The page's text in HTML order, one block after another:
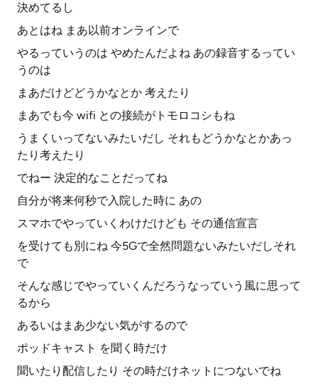
決めてるし
あとはね まあ以前オンラインで
やるっていうのは やめたんだよね あの録音するってい
うのは
まあだけどどうかなとか 考えたり
まあでも今 wifi との接続がトモロコシもね
うまくいってないみたいだし それもどうかなとかあっ
たり考えたり
でねー 決定的なことだってね
自分が将来何秒で入院した時に あの
スマホでやっていくわけだけども その通信宣言
を受けても別にね 今5Gで全然問題ないみたいだしそれ
で
そんな感じでやっていくんだろうなっていう風に思って
るから
あるいはまあ少ない気がするので
ポッドキャスト を聞く時だけ
聞いたり配信したり その時だけネットにつないでね